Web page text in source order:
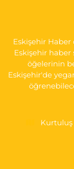
İSTİKLAL MAH.
KARŞI KÖŞESİ
0 (222) 230 11 31
Eskişehir
Eskişehir
öğelerinin
Eskişehir'de
Kurtuluş